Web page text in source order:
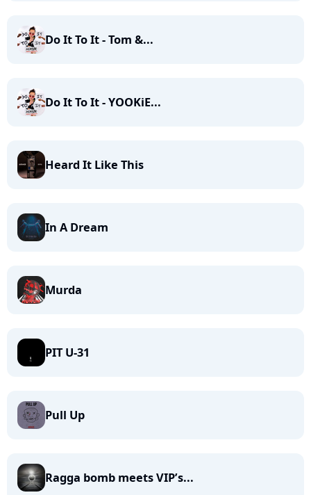
Do It To It - Tom &...
Do It To It - YOOKiE...
Heard It Like This
In A Dream
Murda
PIT U-31
Pull Up
Ragga bomb meets VIP’s...